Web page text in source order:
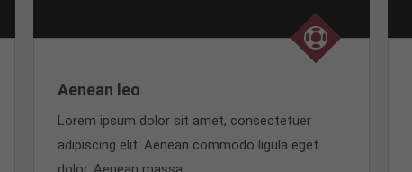
Aenean leo
Lorem ipsum dolor sit amet, consectetuer
adipiscing elit. Aenean commodo ligula eget